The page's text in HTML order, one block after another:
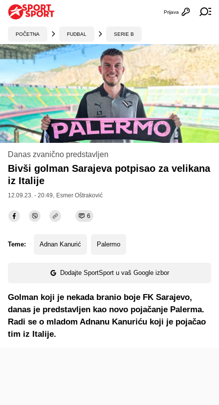
Otvori
Prijava
POČETNA FUDBAL SERIE B
Danas zvanično predstavljen
Bivši golman Sarajeva potpisao za velikana
iz Italije
12.09.23. - 20:49, Esmer Oštraković
6
Teme: Adnan Kanurić Palermo
Dodajte SportSport u vaš Google izbor
Golman koji je nekada branio boje FK Sarajevo,
danas je predstavljen kao novo pojačanje Palerma.
Radi se o mladom Adnanu Kanuriću koji je pojačao
tim iz Italije.